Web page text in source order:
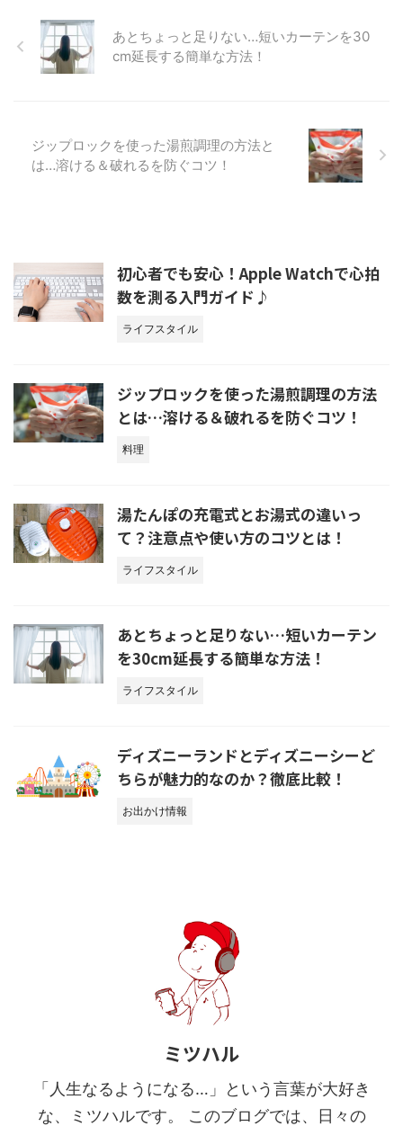
あとちょっと足りない…短いカーテンを30
cm延長する簡単な方法！
ジップロックを使った湯煎調理の方法と
は…溶ける＆破れるを防ぐコツ！
初心者でも安心！Apple Watchで心拍
数を測る入門ガイド♪
ライフスタイル
ジップロックを使った湯煎調理の方法
とは…溶ける＆破れるを防ぐコツ！
料理
湯たんぽの充電式とお湯式の違いっ
て？注意点や使い方のコツとは！
ライフスタイル
あとちょっと足りない…短いカーテン
を30cm延長する簡単な方法！
ライフスタイル
ディズニーランドとディズニーシーど
ちらが魅力的なのか？徹底比較！
お出かけ情報
ミツハル
「人生なるようになる…」という言葉が大好き
な、ミツハルです。 このブログでは、日々の